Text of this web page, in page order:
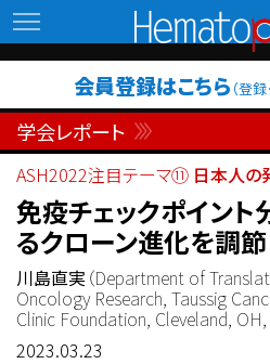
会員登録はこちら （登
学会レポート
ASH2022注目テーマ⑪ 日本人の
免疫チェックポイン
るクローン進化を調節
川島直実（Department of
Oncology Research, Taussig
Clinic Foundation, Cleveland, OH,
2023.03.23